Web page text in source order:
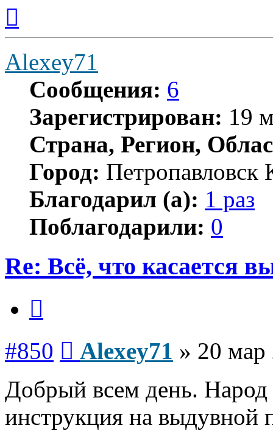
началу
Alexey71
Сообщения: 6
Зарегистрирован: 19
Страна, Регион,
Город: Петропавловск
Благодарил (а): 1 раз
Поблагодарили: 0
Re: Всё, что касается
#850 Alexey71 » 20 мар
Добрый всем день. Народ
инструкция на выдувной